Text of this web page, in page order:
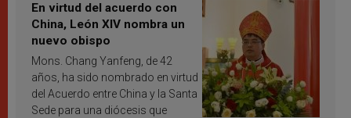
En virtud del acuerdo con
China, León XIV nombra un
nuevo obispo
Mons. Chang Yanfeng, de 42
años, ha sido nombrado en virtud
del Acuerdo entre China y la Santa
Sede para una diócesis que